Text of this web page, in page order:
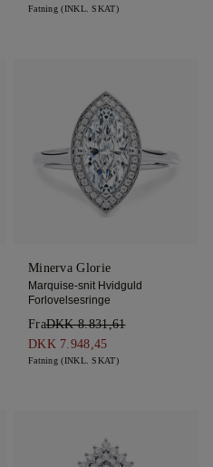
Fatning (INKL. SKAT)
Minerva Glorie
Marquise-snit Hvidguld
Forlovelsesringe
FraDKK 8.831,61
DKK 7.948,45
Fatning (INKL. SKAT)